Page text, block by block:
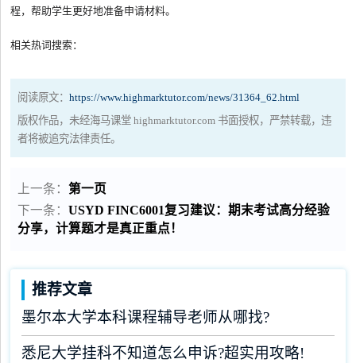
程，帮助学生更好地准备申请材料。
相关热词搜索：
阅读原文：https://www.highmarktutor.com/news/31364_62.html
版权作品，未经海马课堂 highmarktutor.com 书面授权，严禁转载，违
者将被追究法律责任。
上一条：第一页
下一条：USYD FINC6001复习建议：期末考试高分经验
分享，计算题才是真正重点！
推荐文章
墨尔本大学本科课程辅导老师从哪找?
悉尼大学挂科不知道怎么申诉?超实用攻略!